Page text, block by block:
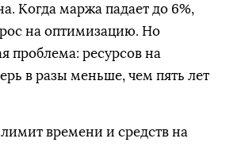
Когда маржа падает до 6%,
на оптимизацию. Но
проблема: ресурсов на
в разы меньше, чем пять лет
времени и средств на